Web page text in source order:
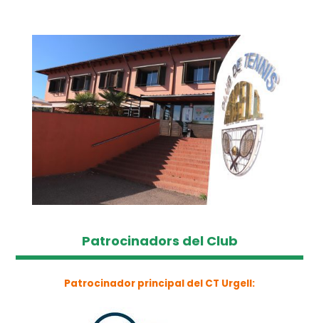
Patrocinadors del Club
Patrocinador principal del CT Urgell: